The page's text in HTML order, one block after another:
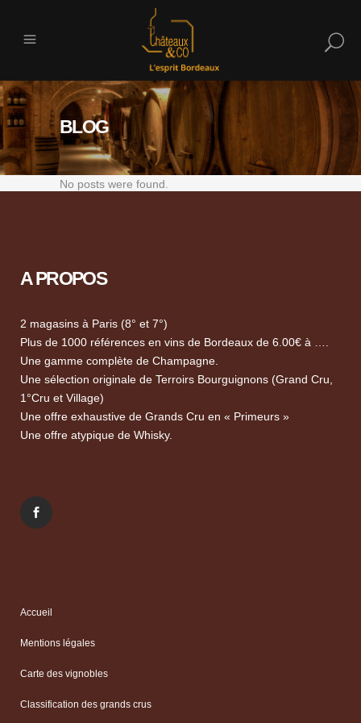
BLOG
No posts were found.
A PROPOS
2 magasins à Paris (8° et 7°)
Plus de 1000 références en vins de Bordeaux de 6.00€ à ….
Une gamme complète de Champagne.
Une sélection originale de Terroirs Bourguignons (Grand Cru,
1°Cru et Village)
Une offre exhaustive de Grands Cru en « Primeurs »
Une offre atypique de Whisky.
Accueil
Mentions légales
Carte des vignobles
Classification des grands crus